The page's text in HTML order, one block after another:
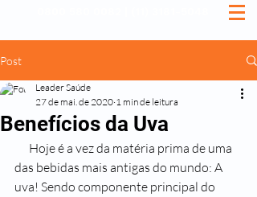
Post
Benefícios da Uva
Leader Saúde
27 de mai. de 2020 1 min de leitura
das bebidas mais antigas do mundo: A
uva! Sendo componente principal do